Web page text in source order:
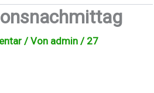
/ Von admin / 27